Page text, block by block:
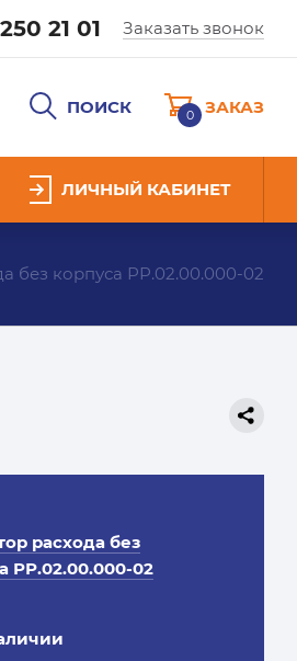
21 01 Заказать звонок
ПОИСК 0 ЗАКАЗ
ЛИЧНЫЙ КАБИНЕТ
без корпуса РР.02.00.000-02
расхода без
РР.02.00.000-02